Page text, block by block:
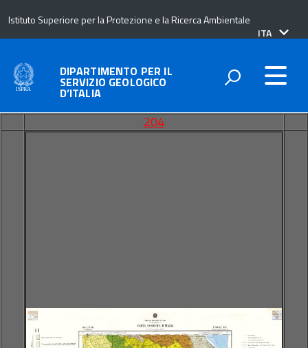
Istituto Superiore per la Protezione e la Ricerca Ambientale
lingua
ITA
DIPARTIMENTO PER IL
SERVIZIO GEOLOGICO
D’ITALIA
204